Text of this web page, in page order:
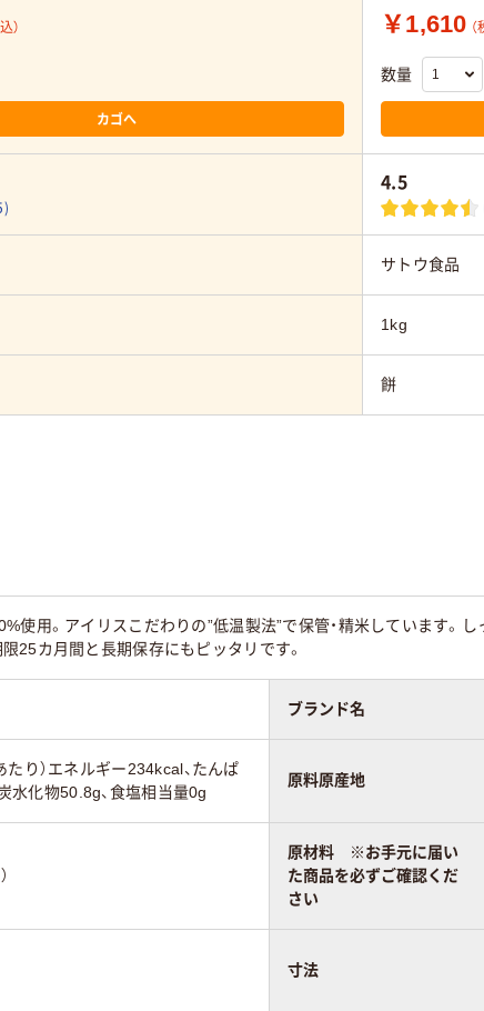
）
カゴへ
￥1,610
数量
4.5
サトウ食品
1kg
餅
使用。アイリスこだわりの”低温製法”で保管・精米しています。
25カ月間と長期保存にもピッタリです。
ブランド名
たり）エネルギー234kcal、たんぱ
水化物50.8g、食塩相当量0g
原料原産地
原材料 ※お手元に届い
た商品を必ずご確認くだ
さい
寸法